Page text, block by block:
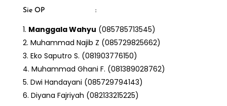
Sie OP :
Manggala Wahyu (085785713545)
Muhammad Najib Z (085729825662)
Eko Saputro S. (081903776150)
Muhammad Ghani F. (081389028762)
Dwi Handayani (085729794143)
Diyana Fajriyah (082133215225)